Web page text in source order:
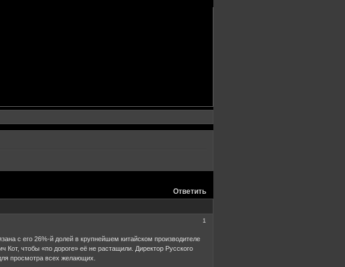
Ответить
1
с его 26%-й долей в крупнейшем китайском производителе
чтобы «по дороге» её не растащили. Директор Русского
просмотра всех желающих.